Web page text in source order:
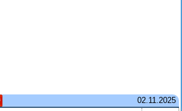
02.11.2025